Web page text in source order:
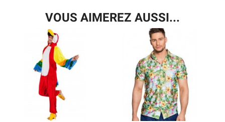
VOUS AIMEREZ AUSSI...